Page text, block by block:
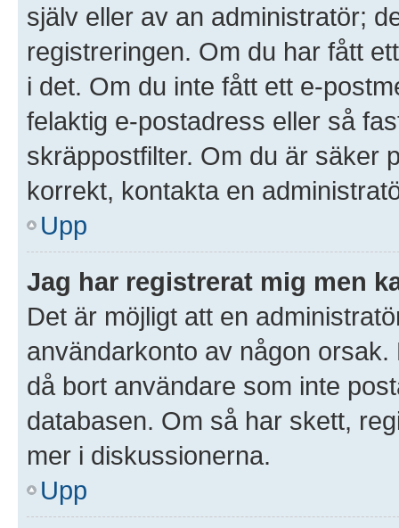
själv eller av an administratör;
registreringen. Om du har fått
i det. Om du inte fått ett e-
felaktig e-postadress eller så
skräppostfilter. Om du är säker
korrekt, kontakta en
Upp
Jag har registrerat mig men
Det är möjligt att en
användarkonto av någon
då bort användare som inte
databasen. Om så har skett,
mer i diskussionerna.
Upp